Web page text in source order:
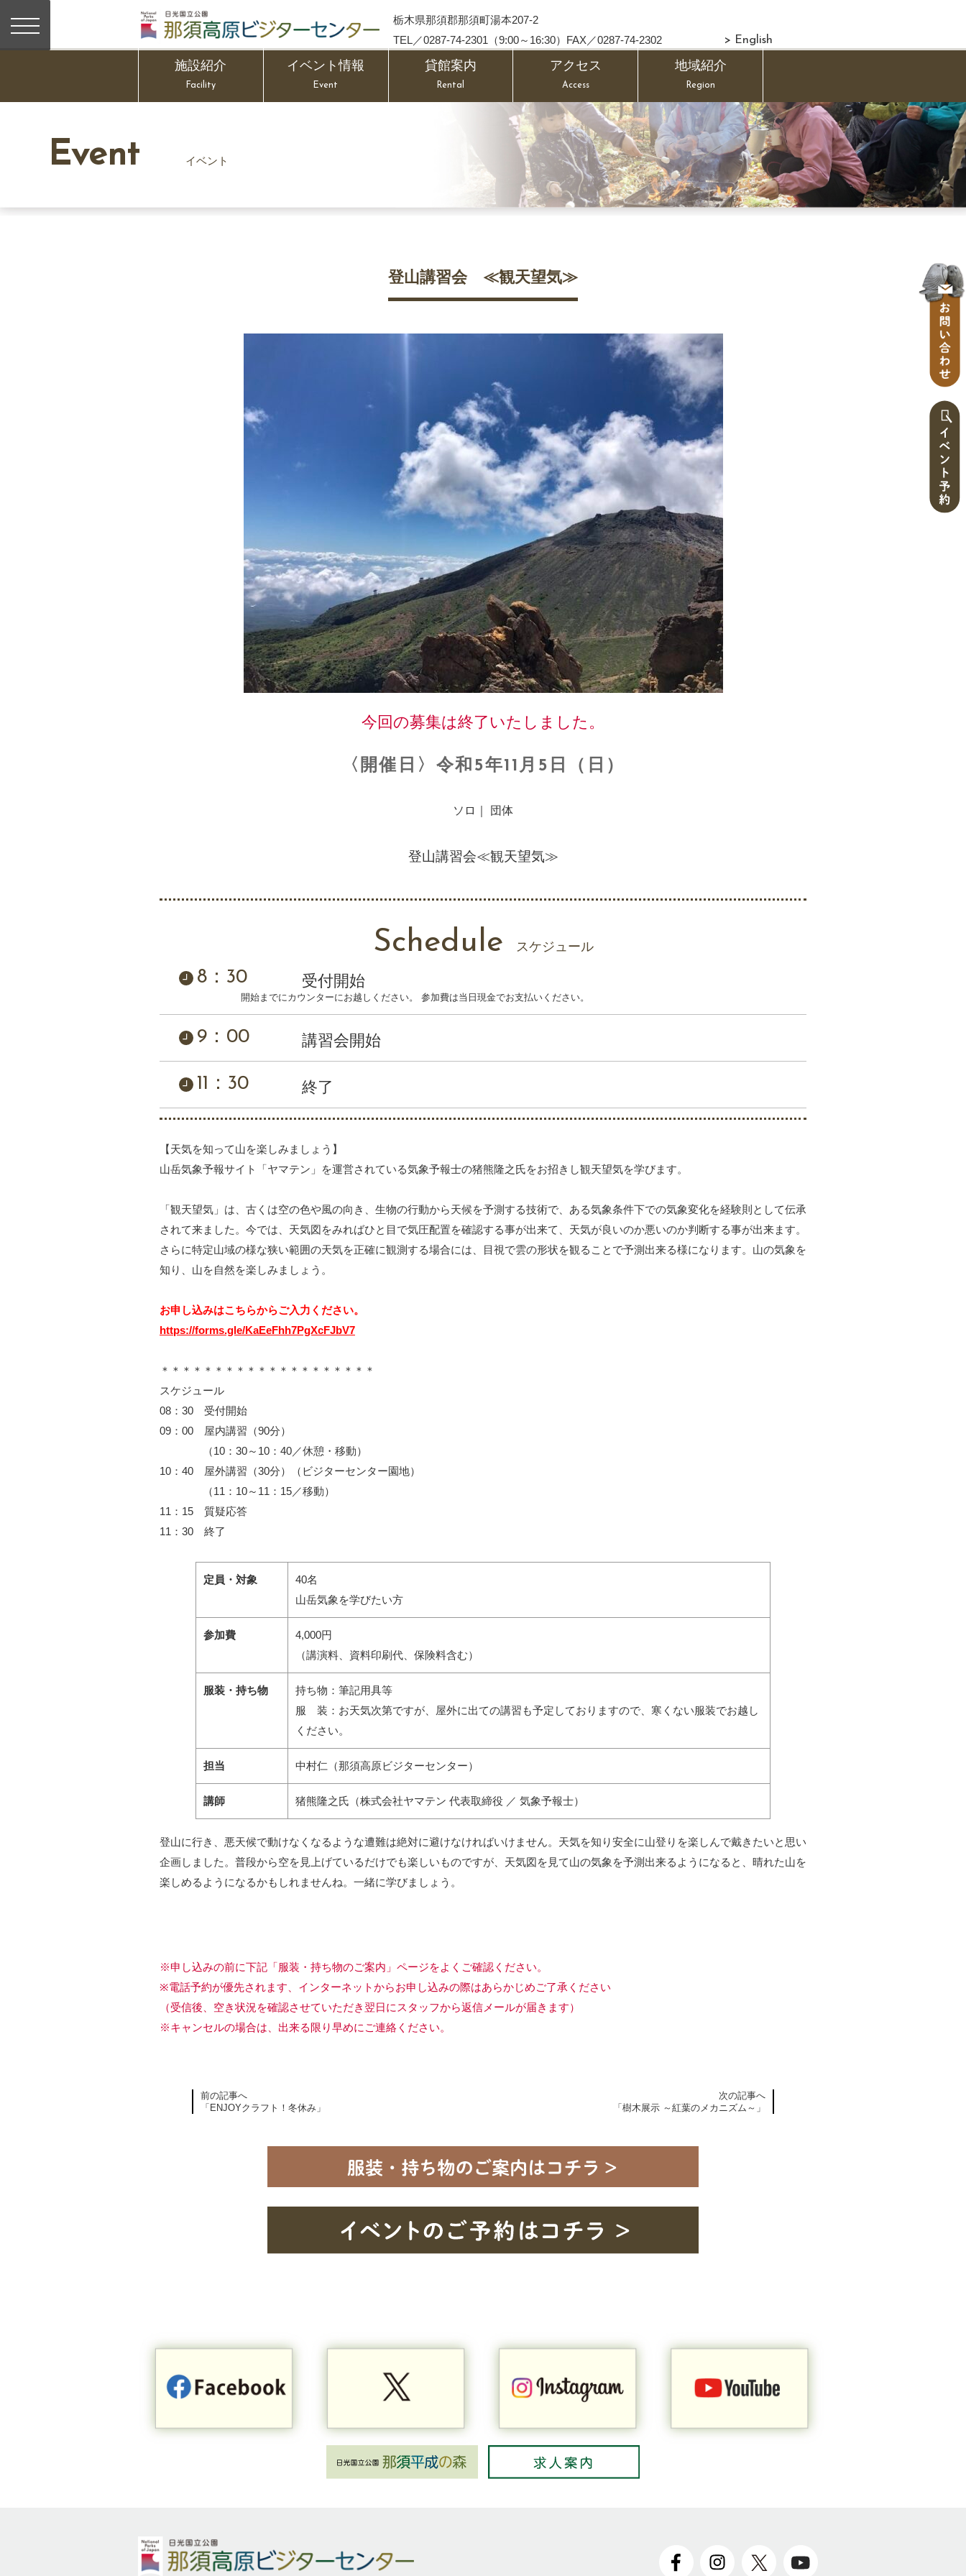
栃木県那須郡那須町湯本207-2
TEL／0287-74-2301（9:00～16:30）FAX／0287-74-2302
> English
施設紹介
Facility
イベント情報
Event
貸館案内
Rental
アクセス
Access
地域紹介
Region
Event イベント
登山講習会 ≪観天望気≫
今回の募集は終了いたしました。
〈開催日〉令和5年11月5日（日）
ソロ｜ 団体
登山講習会≪観天望気≫
Schedule スケジュール
8：30 受付開始
開始までにカウンターにお越しください。 参加費は当日現金でお支払いください。
9：00 講習会開始
11：30 終了
【天気を知って山を楽しみましょう】
山岳気象予報サイト「ヤマテン」を運営されている気象予報士の猪熊隆之氏をお招きし観天望気を学びます。
「観天望気」は、古くは空の色や風の向き、生物の行動から天候を予測する技術で、ある気象条件下での気象変化を経験則として伝承
されて来ました。今では、天気図をみればひと目で気圧配置を確認する事が出来て、天気が良いのか悪いのか判断する事が出来ます。
さらに特定山域の様な狭い範囲の天気を正確に観測する場合には、目視で雲の形状を観ることで予測出来る様になります。山の気象を
知り、山を自然を楽しみましょう。
お申し込みはこちらからご入力ください。
https://forms.gle/KaEeFhh7PgXcFJbV7
＊＊＊＊＊＊＊＊＊＊＊＊＊＊＊＊＊＊＊＊
スケジュール
08：30 受付開始
09：00 屋内講習（90分）
（10：30～10：40／休憩・移動）
10：40 屋外講習（30分）（ビジターセンター園地）
（11：10～11：15／移動）
11：15 質疑応答
11：30 終了
定員・対象
40名
山岳気象を学びたい方
参加費
4,000円
（講演料、資料印刷代、保険料含む）
服装・持ち物
持ち物：筆記用具等
服 装：お天気次第ですが、屋外に出ての講習も予定しておりますので、寒くない服装でお越し
ください。
担当 中村仁（那須高原ビジターセンター）
講師 猪熊隆之氏（株式会社ヤマテン 代表取締役 ／ 気象予報士）
登山に行き、悪天候で動けなくなるような遭難は絶対に避けなければいけません。天気を知り安全に山登りを楽しんで戴きたいと思い
企画しました。普段から空を見上げているだけでも楽しいものですが、天気図を見て山の気象を予測出来るようになると、晴れた山を
楽しめるようになるかもしれませんね。一緒に学びましょう。
※申し込みの前に下記「服装・持ち物のご案内」ページをよくご確認ください。
※電話予約が優先されます、インターネットからお申し込みの際はあらかじめご了承ください
（受信後、空き状況を確認させていただき翌日にスタッフから返信メールが届きます）
※キャンセルの場合は、出来る限り早めにご連絡ください。
前の記事へ
「ENJOYクラフト！冬休み」
次の記事へ
「樹木展示 ～紅葉のメカニズム～」